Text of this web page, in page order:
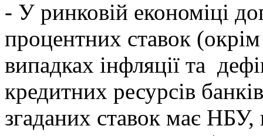
- У ринковій економіці
процентних ставок
випадках інфляції та
кредитних ресурсів
згаданих ставок має НБУ,